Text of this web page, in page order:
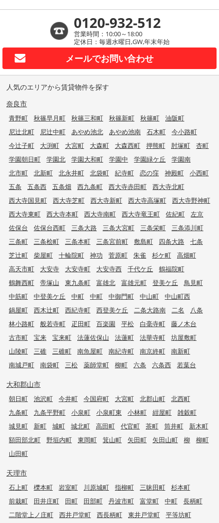
0120-932-512
営業時間：10:00～18:00
定休日：毎週水曜日,GW,年末年始
メールでお問い合わせ
人気のエリアから賃貸物件を探す
奈良市
青野町 秋篠早月町 秋篠三和町 秋篠新町 秋篠町
油阪町
尼辻北町
尼辻中町 あやめ池北 あやめ池南 石木町
今小路町
今辻子町
大渕町 大宮町 大森町 大森西町 押熊町 肘塚町
杏町
学園朝日町
学園北 学園大和町 学園中 学園緑ケ丘
学園南
北市町
北新町 北永井町 北袋町 紀寺町 恋の窪 神殿町
小西町
五条
五条西 五条畑 西九条町 西大寺赤田町
西大寺北町
西大寺国見町
西大寺芝町 西大寺新町 西大寺高塚町
西大寺野神町
西大寺東町
西大寺本町 西大寺南町 西大寺竜王町 佐紀町
左京
佐保台
佐保台西町 三条大路 三条大宮町 三条栄町
三条添川町
三条町
三条桧町 三条本町 三条宮前町 敷島町 四条大路
七条
芝辻町
柴屋町 十輪院町 神功 菅原町 朱雀 杉ケ町
高畑町
高天市町
大安寺 大安寺町 大安寺西 千代ケ丘
鶴福院町
鶴舞西町
帝塚山 東九条町 富雄北 富雄元町 登美ケ丘
鳥見町
中筋町
中登美ケ丘 中町 中町 中御門町 中山町
中山町西
鍋屋町
西木辻町 西紀寺町 西登美ケ丘 二条大路南 二名
八条
林小路町
般若寺町 疋田町 百楽園 平松 白毫寺町
藤ノ木台
古市町
宝来 宝来町 法蓮佐保山 法蓮町 法華寺町
坊屋敷町
山陵町
三碓 三碓町 南魚屋町 南紀寺町 南京終町
南新町
南城戸町
南袋町 三松 薬師堂町 柳町 六条 六条西 若葉台
大和郡山市
朝日町 池沢町 今井町 今国府町 大宮町 北郡山町
北西町
九条町
九条平野町 小泉町 小泉町東 小林町 紺屋町
雑穀町
城見町
新町 城町 城北町 高田町 代官町 茶町 筒井町
新木町
額田部北町
野垣内町 東岡町 箕山町 矢田町 矢田山町 柳
柳町
山田町
天理市
石上町 櫟本町 岩室町 川原城町 指柳町 三昧田町
杉本町
前栽町
田井庄町 田町 田部町 丹波市町 富堂町 中町
長柄町
二階堂上ノ庄町
西井戸堂町 西長柄町 東井戸堂町
平等坊町